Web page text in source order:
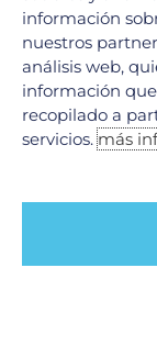
Tumores
se tratan?
En el Hospital
de vanguardia se
información
nuestros
análisis web,
información
recopilado a
servicios.más